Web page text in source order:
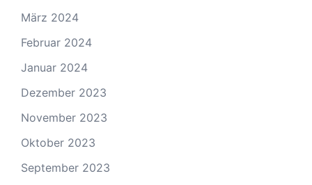
März 2024
Februar 2024
Januar 2024
Dezember 2023
November 2023
Oktober 2023
September 2023